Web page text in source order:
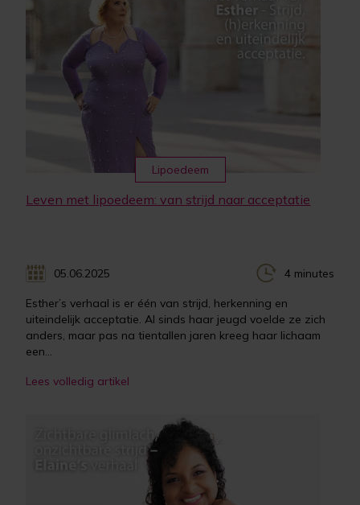
Lipoedeem
Leven met lipoedeem: van strijd naar acceptatie
05.06.2025 4 minutes
Esther’s verhaal is er één van strijd, herkenning en
uiteindelijk acceptatie. Al sinds haar jeugd voelde ze zich
anders, maar pas na tientallen jaren kreeg haar lichaam
een...
Lees volledig artikel